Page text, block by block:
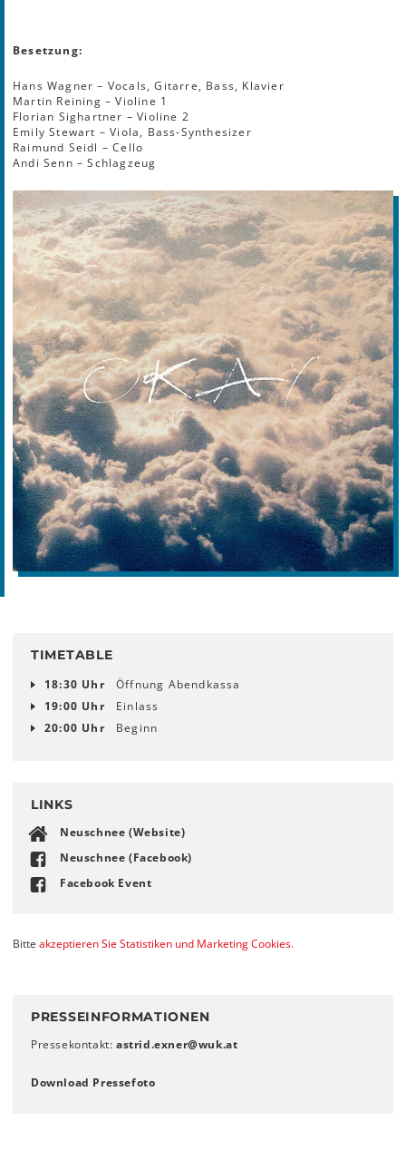
Besetzung:
Hans Wagner – Vocals, Gitarre, Bass, Klavier
Martin Reining – Violine 1
Florian Sighartner – Violine 2
Emily Stewart – Viola, Bass-Synthesizer
Raimund Seidl – Cello
Andi Senn – Schlagzeug
TIMETABLE
18:30 Uhr
Öffnung Abendkassa
19:00 Uhr
Einlass
20:00 Uhr
Beginn
LINKS
Neuschnee (Website)
Neuschnee (Facebook)
Facebook Event
Bitte akzeptieren Sie Statistiken und Marketing Cookies.
PRESSEINFORMATIONEN
Pressekontakt: astrid.exner@wuk.at
Download Pressefoto